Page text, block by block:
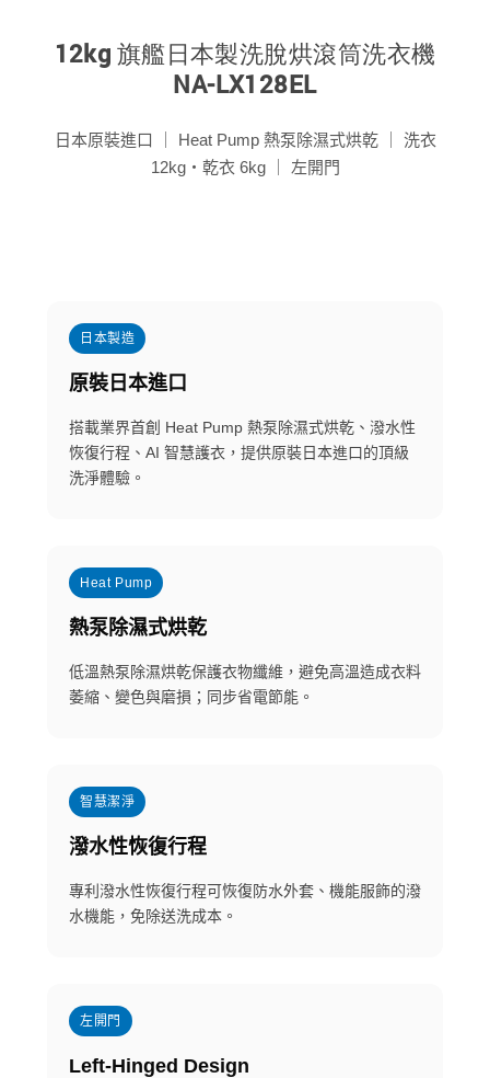
12kg 旗艦日本製洗脫烘滾筒洗衣機
NA-LX128EL
日本原裝進口 ｜ Heat Pump 熱泵除濕式烘乾 ｜ 洗衣
12kg・乾衣 6kg ｜ 左開門
日本製造
原裝日本進口
搭載業界首創 Heat Pump 熱泵除濕式烘乾、潑水性
恢復行程、AI 智慧護衣，提供原裝日本進口的頂級
洗淨體驗。
Heat Pump
熱泵除濕式烘乾
低溫熱泵除濕烘乾保護衣物纖維，避免高溫造成衣料
萎縮、變色與磨損；同步省電節能。
智慧潔淨
潑水性恢復行程
專利潑水性恢復行程可恢復防水外套、機能服飾的潑
水機能，免除送洗成本。
左開門
Left-Hinged Design